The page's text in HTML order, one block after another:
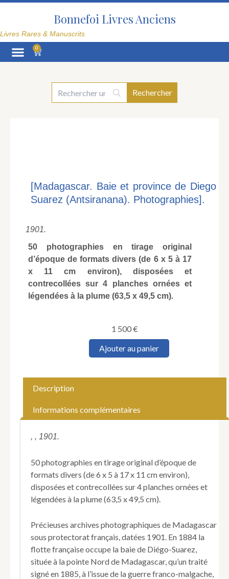
Aller
Bonnefoi Livres Anciens
Livres Rares & Manuscrits
0
Panier
[Madagascar. Baie et province de Diego
Suarez (Antsiranana). Photographies].
1901.
50 photographies en tirage original
d’époque de formats divers (de 6 x 5 à 17
x 11 cm environ), disposées et
contrecollées sur 4 planches ornées et
légendées à la plume (63,5 x 49,5 cm).
1 500€
quantité
Diego
Ajouter au panier
Description
Informations complémentaires
, , 1901.
50 photographies en tirage original d’époque de
formats divers (de 6 x 5 à 17 x 11 cm environ),
disposées et contrecollées sur 4 planches ornées et
légendées à la plume (63,5 x 49,5 cm).
Précieuses archives photographiques de Madagascar
sous protectorat français, datées 1901. En 1884 la
flotte française occupe la baie de Diégo-Suarez,
située à la pointe Nord de Madagascar, qu’un traité
signé en 1885, à l’issue de la guerre franco-malgache,